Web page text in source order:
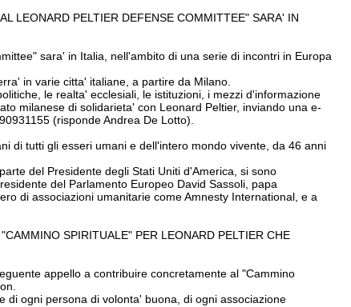
LEONARD PELTIER DEFENSE COMMITTEE" SARA' IN
sara' in Italia, nell'ambito di una serie di incontri in Europa
in varie citta' italiane, a partire da Milano.
le realta' ecclesiali, le istituzioni, i mezzi d'informazione
milanese di solidarieta' con Leonard Peltier, inviando una e-
(risponde Andrea De Lotto).
di tutti gli esseri umani e dell'intero mondo vivente, da 46 anni
del Presidente degli Stati Uniti d'America, si sono
del Parlamento Europeo David Sassoli, papa
di associazioni umanitarie come Amnesty International, e a
SPIRITUALE" PER LEONARD PELTIER CHE
appello a contribuire concretamente al "Cammino
di ogni persona di volonta' buona, di ogni associazione